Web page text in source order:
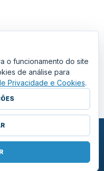
OS DIREITOS RESERVADOS.
E COOKIES
·GERIR COOKIES
o funcionamento do site
de análise para
Privacidade e Cookies.